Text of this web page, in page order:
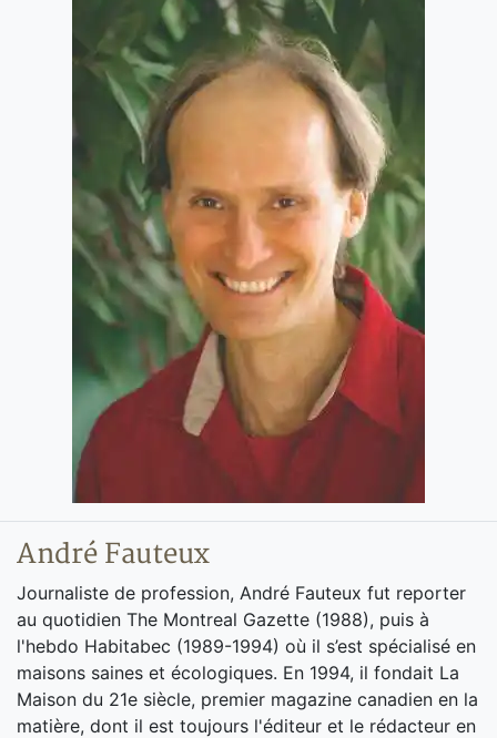
André Fauteux
Journaliste de profession, André Fauteux fut reporter
au quotidien The Montreal Gazette (1988), puis à
l'hebdo Habitabec (1989-1994) où il s’est spécialisé en
maisons saines et écologiques. En 1994, il fondait La
Maison du 21e siècle, premier magazine canadien en la
matière, dont il est toujours l'éditeur et le rédacteur en